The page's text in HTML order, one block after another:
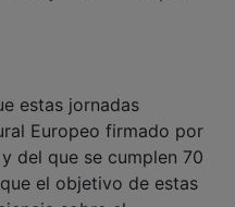
Europeo firmado por
del que se cumplen 70
el objetivo de estas
sobre el